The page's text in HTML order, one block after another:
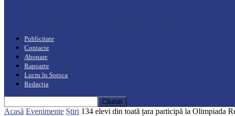
Publicitate
Contacte
Abonare
Rapoarte
Lucru în Soroca
Redacția
Acasă Evenimente Știri 134 elevi din toată țara participă la Olimpiada